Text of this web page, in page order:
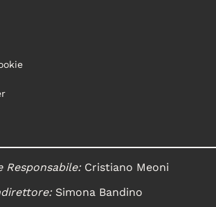
Responsabile:Cristiano Meoni
Simona Bandino